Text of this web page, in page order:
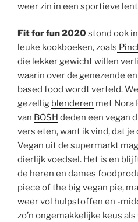
weer zin in een sportieve
Fit for fun 2020stond ook
leuke kookboeken, zoals
die lekker gewicht willen
waarin over de genezende
based food wordt verteld.
gezellig blenderen met Nora
van BOSH deden een vegan
vers eten, want ik vind, dat
Vegan uit de supermarkt
dierlijk voedsel. Het is en
de heren en dames
piece of the big vegan pie,
weer vol hulpstoffen en -
zo’n ongemakkelijke keus als